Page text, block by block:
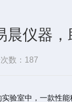
晨仪器
数：187
验室中，一款性